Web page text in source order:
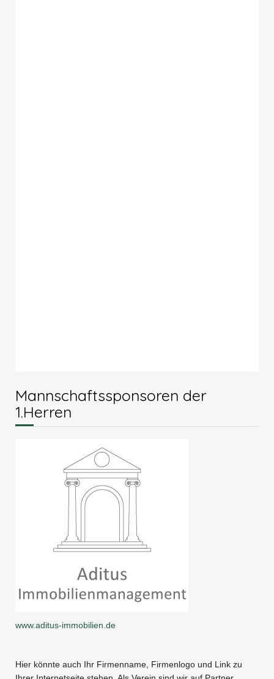
Mannschaftssponsoren der
1.Herren
www.aditus-immobilien.de
Hier könnte auch Ihr Firmenname, Firmenlogo und Link zu